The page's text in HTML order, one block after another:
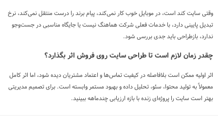
وقتی سایت کند است، در موبایل خوب کار نمی‌کند، پیام برند را درست منتقل نمی‌کند، نرخ
تبدیل پایینی دارد، با خدمات فعلی شرکت هماهنگ نیست یا جایگاه مناسبی در جست‌وجو
ندارد، بازطراحی باید جدی بررسی شود.
چقدر زمان لازم است تا طراحی سایت روی فروش اثر بگذارد؟
اثر اولیه ممکن است بلافاصله در کیفیت تماس‌ها و اعتماد مشتریان دیده شود، اما اثر کامل
معمولاً به تولید محتوا، سئو، تحلیل داده و بهبود مستمر وابسته است. برای تصمیم مدیریتی
بهتر است سایت را پروژه‌ای زنده با بازه ارزیابی چندماهه ببینید.